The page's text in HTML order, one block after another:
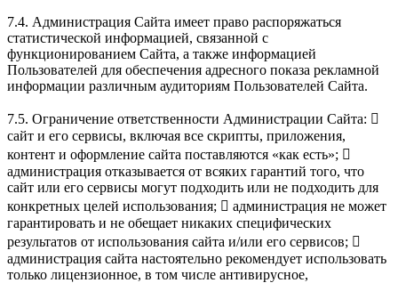
7.4. Администрация Сайта имеет право распоряжаться
статистической информацией, связанной с
функционированием Сайта, а также информацией
Пользователей для обеспечения адресного показа рекламной
информации различным аудиториям Пользователей Сайта.
7.5. Ограничение ответственности Администрации Сайта: 
сайт и его сервисы, включая все скрипты, приложения,
контент и оформление сайта поставляются «как есть»; 
администрация отказывается от всяких гарантий того, что
сайт или его сервисы могут подходить или не подходить для
конкретных целей использования;  администрация не может
гарантировать и не обещает никаких специфических
результатов от использования сайта и/или его сервисов; 
администрация сайта настоятельно рекомендует использовать
только лицензионное, в том числе антивирусное,